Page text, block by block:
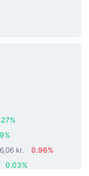
virkelige
kr.
0.96%
0.03%